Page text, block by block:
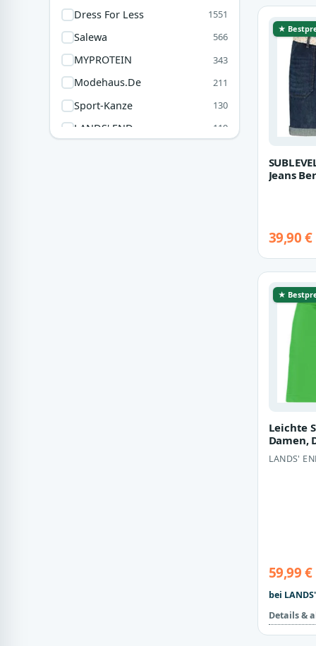
Asquith 30
Dress For Less 1551
Salewa 566
MYPROTEIN 343
Modehaus.de 211
Sport-Kanze 130
LANDS' END 119
★
Jeans
39,90 €
★
Leichte
Damen,
regular,
E…
LANDS'
59,99 €
bei
Details &